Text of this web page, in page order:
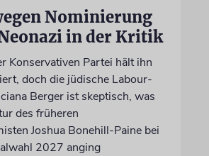
Nominierung
in der Kritik
Konservativen Partei hält ihn
doch die jüdische Labour-
Berger ist skeptisch, was
des früheren
Joshua Bonehill-Paine bei
2027 anging